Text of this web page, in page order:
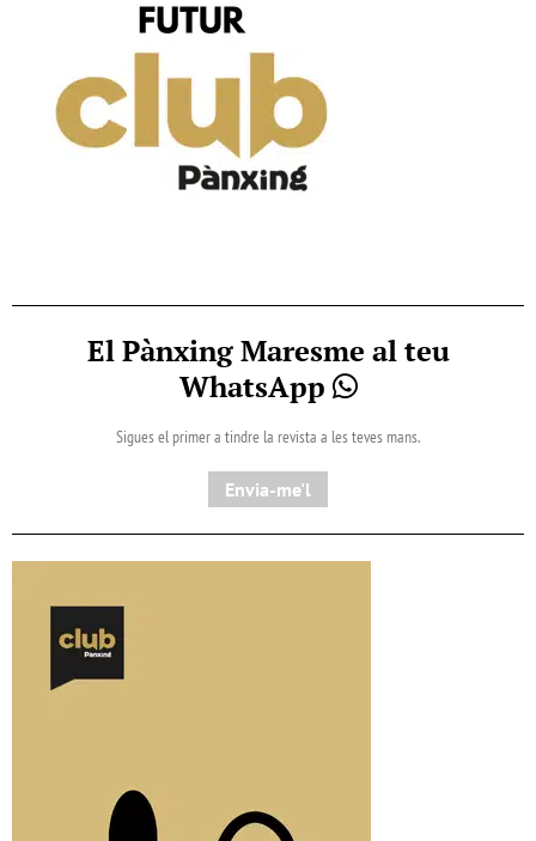
El Pànxing Maresme al teu
WhatsApp
Sigues el primer a tindre la revista a les teves mans.
Envia-me'l